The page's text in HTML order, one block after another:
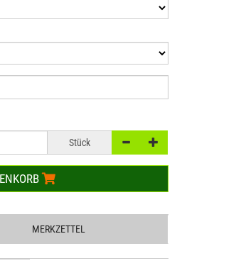
Stück
MERKZETTEL